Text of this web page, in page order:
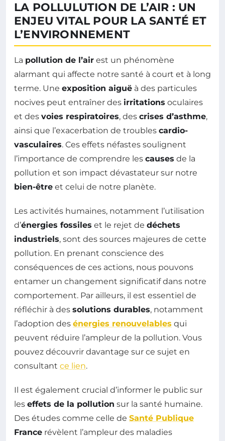
LA POLLULUTION DE L’AIR : UN
ENJEU VITAL POUR LA SANTÉ ET
L’ENVIRONNEMENT
La pollution de l’air est un phénomène
alarmant qui affecte notre santé à court et à long
terme. Une exposition aiguë à des particules
nocives peut entraîner des irritations oculaires
et des voies respiratoires, des crises d’asthme,
ainsi que l’exacerbation de troubles cardio-
vasculaires. Ces effets néfastes soulignent
l’importance de comprendre les causes de la
pollution et son impact dévastateur sur notre
bien-être et celui de notre planète.
Les activités humaines, notamment l’utilisation
d’énergies fossiles et le rejet de déchets
industriels, sont des sources majeures de cette
pollution. En prenant conscience des
conséquences de ces actions, nous pouvons
entamer un changement significatif dans notre
comportement. Par ailleurs, il est essentiel de
réfléchir à des solutions durables, notamment
l’adoption des énergies renouvelables qui
peuvent réduire l’ampleur de la pollution. Vous
pouvez découvrir davantage sur ce sujet en
consultant ce lien.
Il est également crucial d’informer le public sur
les effets de la pollution sur la santé humaine.
Des études comme celle de Santé Publique
France révèlent l’ampleur des maladies